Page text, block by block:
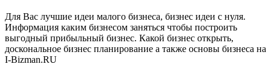
Для Вас лучшие идеи малого бизнеса, бизнес идеи с нуля.
Информация каким бизнесом заняться чтобы построить
выгодный прибыльный бизнес. Какой бизнес открыть,
доскональное бизнес планирование а также основы бизнеса на
I-Bizman.RU